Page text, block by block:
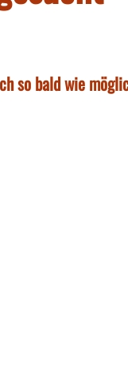
so bald wie